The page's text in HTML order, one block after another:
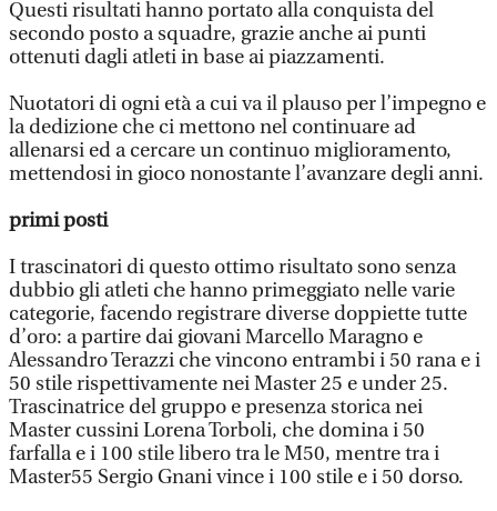
Questi risultati hanno portato alla conquista del
secondo posto a squadre, grazie anche ai punti
ottenuti dagli atleti in base ai piazzamenti.
Nuotatori di ogni età a cui va il plauso per l’impegno e
la dedizione che ci mettono nel continuare ad
allenarsi ed a cercare un continuo miglioramento,
mettendosi in gioco nonostante l’avanzare degli anni.
primi posti
I trascinatori di questo ottimo risultato sono senza
dubbio gli atleti che hanno primeggiato nelle varie
categorie, facendo registrare diverse doppiette tutte
d’oro: a partire dai giovani Marcello Maragno e
Alessandro Terazzi che vincono entrambi i 50 rana e i
50 stile rispettivamente nei Master 25 e under 25.
Trascinatrice del gruppo e presenza storica nei
Master cussini Lorena Torboli, che domina i 50
farfalla e i 100 stile libero tra le M50, mentre tra i
Master55 Sergio Gnani vince i 100 stile e i 50 dorso.